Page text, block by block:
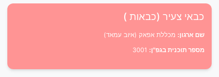
כבאי צעיר (כבאות )
שם ארגון: מכללת אפאק (איוב עמאד)
מספר תוכנית בגפ"ן: